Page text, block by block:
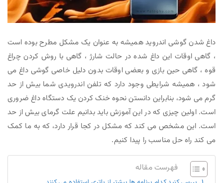
داغ شدن گوشی اندروید همیشه به عنوان یک مشکل مطرح بوده است
، گاهی اوقات این داغ شده در حالت شارژ ، گاهی با روش کردن چراغ
قوه ، گاهی حین بازی و بعضی اوقات بدون دلیل خاصی گوشی داغ می
شود ، همیشه شرایطی وجود دارد که تلفن اندرویدی شما بیش از حد
گرم می شود، بنابراین دانستن نحوه خنک کردن یک دستگاه داغ ضروری
است. اولین چیزی که در این آموزش باید بدانیم علت گرمای بیش از حد
است. این مشخص می کند که مشکل در کجا قرار دارد، که به ما کمک
می کند راه حل مناسب را پیدا کنیم.
فهرست مقاله